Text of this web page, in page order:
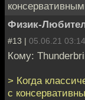
Физик-
#13 | 05.06.21 03:14
Кому:
> Когда
с